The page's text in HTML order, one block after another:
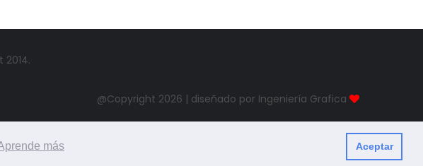
más Aceptar
2014.
@Copyright 2026 | diseñado por Ingeniería Grafica
ThemeXpose